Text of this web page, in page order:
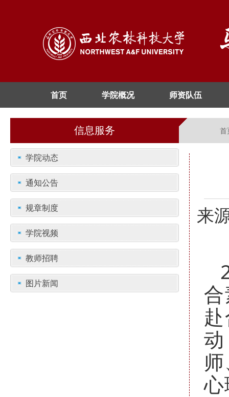
首页 学院概况 师资队伍
信息服务 首
学院动态
通知公告
规章制度
学院视频
教师招聘
图片新闻
来